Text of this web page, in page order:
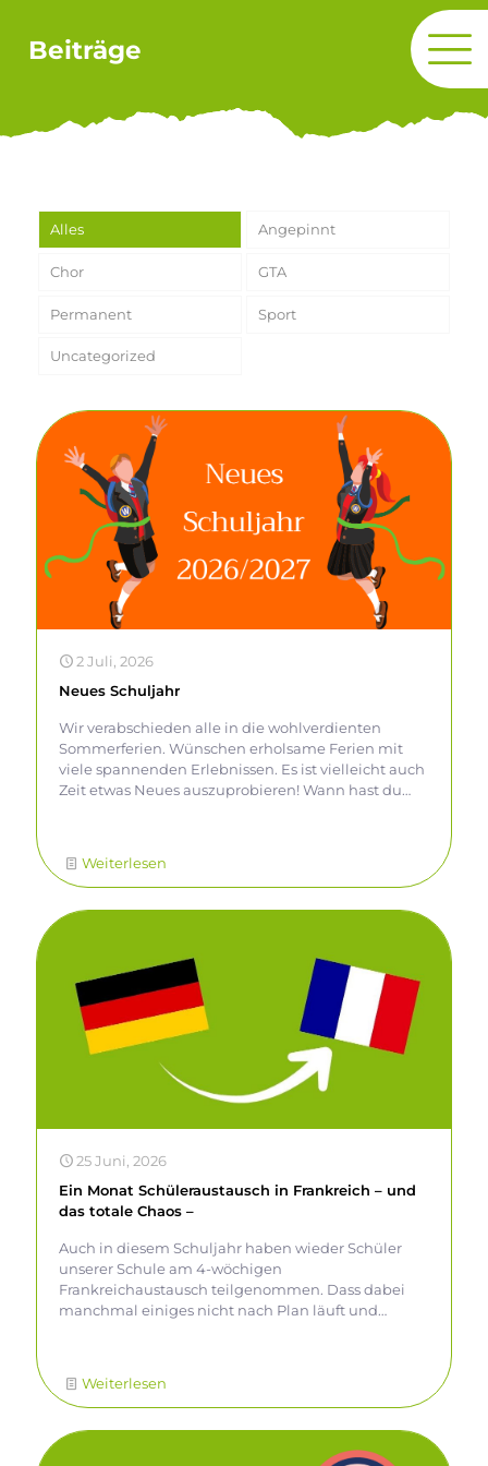
Beiträge
Alles Angepinnt
Chor GTA
Permanent Sport
Uncategorized
2 Juli, 2026
Neues Schuljahr
Wir verabschieden alle in die wohlverdienten
Sommerferien. Wünschen erholsame Ferien mit
viele spannenden Erlebnissen. Es ist vielleicht auch
Zeit etwas Neues auszuprobieren! Wann hast du
Schuljahr 2026/2027.
Weiterlesen
25 Juni, 2026
Ein Monat Schüleraustausch in Frankreich – und
das totale Chaos –
Auch in diesem Schuljahr haben wieder Schüler
unserer Schule am 4-wöchigen
Frankreichaustausch teilgenommen. Dass dabei
manchmal einiges nicht nach Plan läuft und
lebendige Durcheinander begann. Bereits auf der
Hinreise mit meinen Eltern nach Contamine-sur-
Arve hatten wir Probleme mit dem Auto. In der
Schweiz, kurz vor einer Pause bei McDonalds,
Weiterlesen